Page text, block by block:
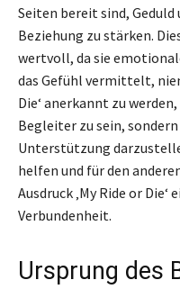
Seiten bereit sind,
Beziehung zu stärken.
wertvoll, da sie
das Gefühl vermittelt,
Die‘ anerkannt zu
Begleiter zu sein,
Unterstützung
helfen und für den
Ausdruck ‚My Ride or
Verbundenheit.
Ursprung des